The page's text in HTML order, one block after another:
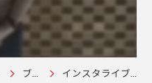
ブログ インスタライブアーカイブ